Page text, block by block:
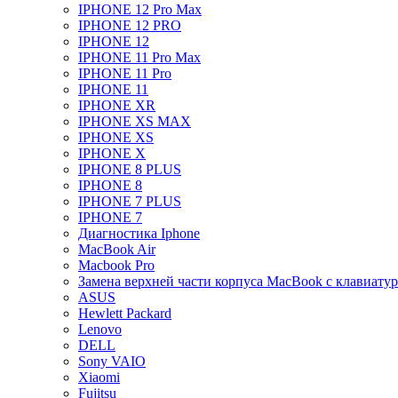
IPHONE 12 Pro Max
IPHONE 12 PRO
IPHONE 12
IPHONE 11 Pro Max
IPHONE 11 Pro
IPHONE 11
IPHONE XR
IPHONE XS MAX
IPHONE XS
IPHONE X
IPHONE 8 PLUS
IPHONE 8
IPHONE 7 PLUS
IPHONE 7
Диагностика Iphone
MacBook Air
Macbook Pro
Замена верхней части корпуса MacBook с
ASUS
Hewlett Packard
Lenovo
DELL
Sony VAIO
Xiaomi
Fujitsu